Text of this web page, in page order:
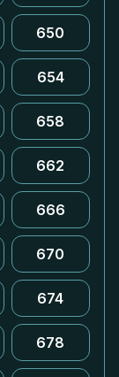
650
654
658
662
666
670
674
678